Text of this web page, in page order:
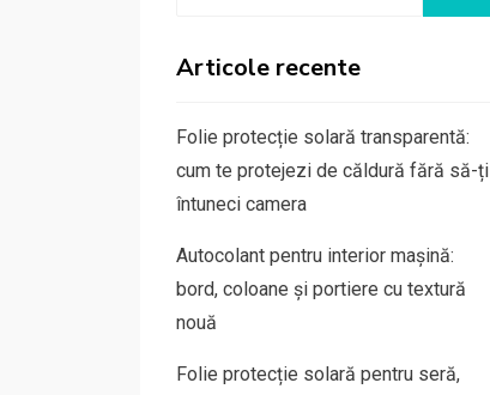
Articole recente
Folie protecție solară transparentă:
cum te protejezi de căldură fără să-ți
întuneci camera
Autocolant pentru interior mașină:
bord, coloane și portiere cu textură
nouă
Folie protecție solară pentru seră,